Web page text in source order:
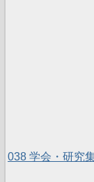
038 学会・研究